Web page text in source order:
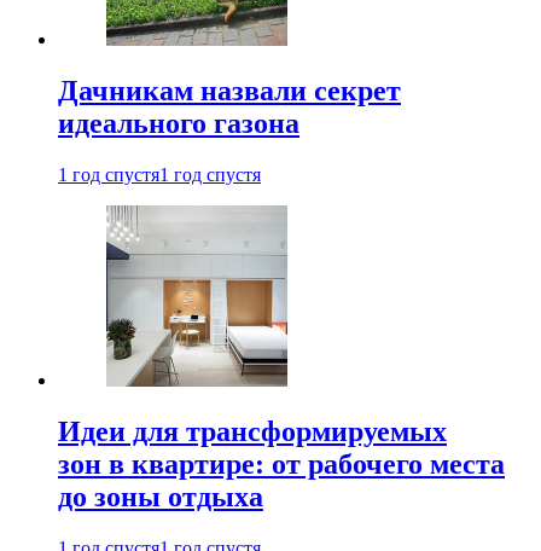
Дачникам назвали секрет
идеального газона
1 год спустя1 год спустя
Идеи для трансформируемых
зон в квартире: от рабочего места
до зоны отдыха